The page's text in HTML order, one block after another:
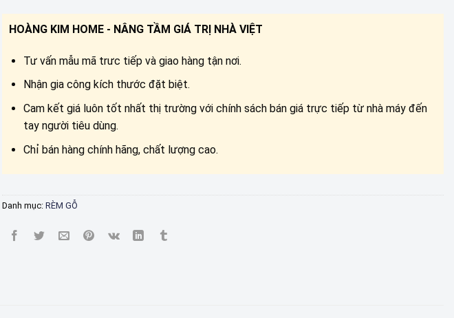
HOÀNG KIM HOME - NÂNG TẦM GIÁ TRỊ NHÀ VIỆT
Tư vấn mẫu mã trưc tiếp và giao hàng tận nơi.
Nhận gia công kích thước đặt biệt.
Cam kết giá luôn tốt nhất thị trường với chính sách bán giá trực tiếp từ nhà máy đến
tay người tiêu dùng.
Chỉ bán hàng chính hãng, chất lượng cao.
Danh mục: RÈM GỖ